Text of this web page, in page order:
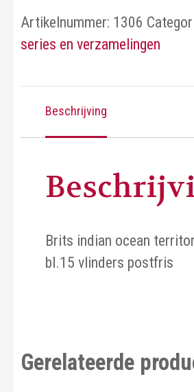
Artikelnummer: 1306
series en verzamelingen
Beschrijving
Brits indian ocean
bl.15 vlinders postfris
Gerelateerde